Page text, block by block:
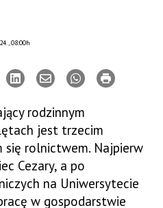
08:00h
rodzinnym
jest trzecim
się rolnictwem. Najpierw
Cezary, a po
na Uniwersytecie
w gospodarstwie